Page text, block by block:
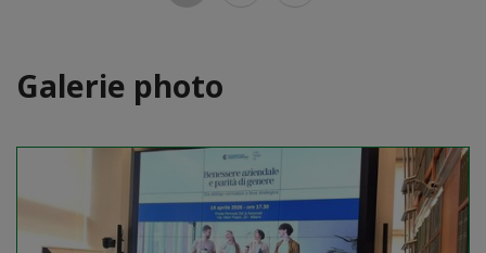
Galerie photo